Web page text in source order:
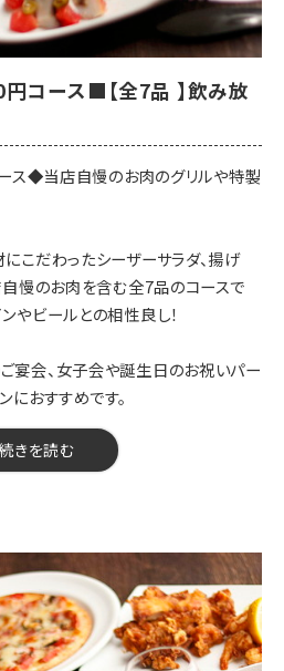
コース■【全7品 】飲み放
◆当店自慢のお肉のグリルや特製
こだわったシーザーサラダ、揚げ
自慢のお肉を含む全7品のコースで
やビールとの相性良し！
会、女子会や誕生日のお祝いパー
におすすめです。
きを読む